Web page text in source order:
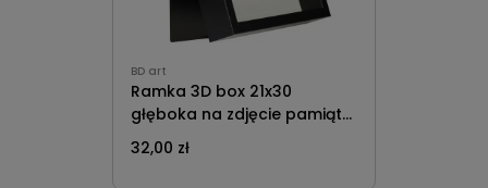
BD art
Ramka 3D box 21x30
głęboka na zdjęcie pamiątki
bukiety A4 z passe-partout
13x18 czarna
32,00 zł